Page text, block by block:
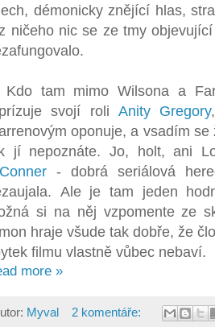
démonicky znějící hlas,
ničeho nic se ze tmy
Kdo tam mimo Wilsona a
svojí roliAnity Gregory
oponuje, a vsadím
jí nepoznáte. Jo, holt, ani
- dobrá seriálová
Ale je tam jeden
si na něj vzpomente ze
hraje všude tak dobře, že
filmu vlastně vůbec nebaví.
more »
Myval
2 komentáře: